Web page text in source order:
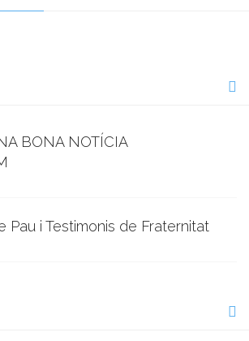
BONA NOTÍCIA
Pau i Testimonis de Fraternitat